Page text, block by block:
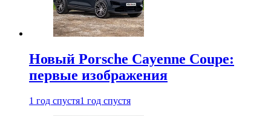
Новый Porsche Cayenne Coupe:
первые изображения
1 год спустя1 год спустя